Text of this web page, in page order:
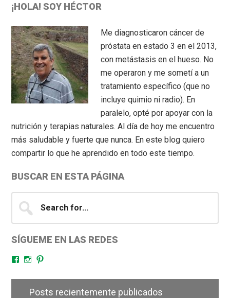
Primary
Sidebar
¡HOLA! SOY HÉCTOR
Me diagnosticaron cáncer de
próstata en estado 3 en el 2013,
con metástasis en el hueso. No
me operaron y me sometí a un
tratamiento específico (que no
incluye quimio ni radio). En
paralelo, opté por apoyar con la
nutrición y terapias naturales. Al día de hoy me encuentro
más saludable y fuerte que nunca. En este blog quiero
compartir lo que he aprendido en todo este tiempo.
BUSCAR EN ESTA PÁGINA
for...
SÍGUEME EN LAS REDES
FacebookInstagram
Posts recientemente publicados